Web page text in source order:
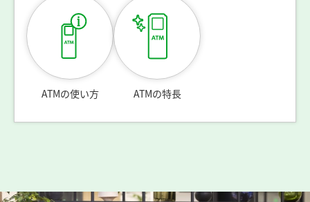
ATMの使い方 ATMの特長